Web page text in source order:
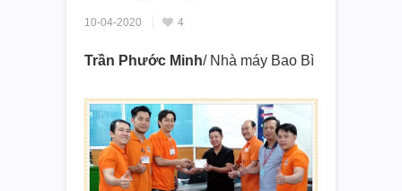
10-04-2020 4
Trần Phước Minh/ Nhà máy Bao Bì